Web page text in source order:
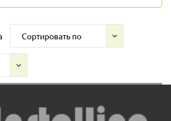
Сортировать по